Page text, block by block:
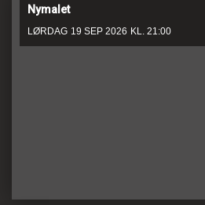
Nymalet
LØRDAG 19 SEP 2026 KL. 21:00